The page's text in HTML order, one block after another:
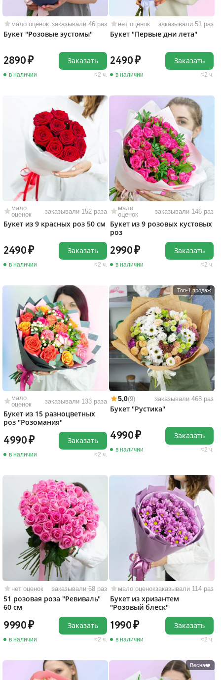
мало оценок заказывали 46 раз
Букет "Розовые эустомы"
2890
в наличии 2 ч.
Заказать
нет оценок заказывали 51 раз
Букет "Первые дни лета"
2490
в наличии 2 ч.
Заказать
мало
оценок
заказывали 152 раза
Букет из 9 красных роз 50 см
2490
в наличии 2 ч.
Заказать
мало
оценок
заказывали 146 раз
Букет из 9 розовых кустовых
роз
2990
в наличии 2 ч.
Заказать
мало
оценок
заказывали 133 раза
Букет из 15 разноцветных
роз "Розомания"
4990
в наличии 2 ч.
Заказать
Топ-1 продаж
5,0(9) заказывали 468 раз
Букет "Рустика"
4990
в наличии 2 ч.
Заказать
нет оценок заказывали 68 раз
51 розовая роза "Ревиваль"
60 см
9990
в наличии 2 ч.
Заказать
мало оценокзаказывали 114 раз
Букет из хризантем
"Розовый блеск"
1990
в наличии 2 ч.
Заказать
Весна❤️